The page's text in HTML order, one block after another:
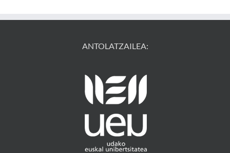
ANTOLATZAILEA: